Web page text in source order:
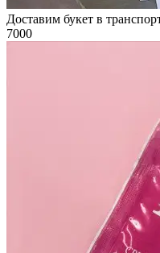
Доставим букет в
7000